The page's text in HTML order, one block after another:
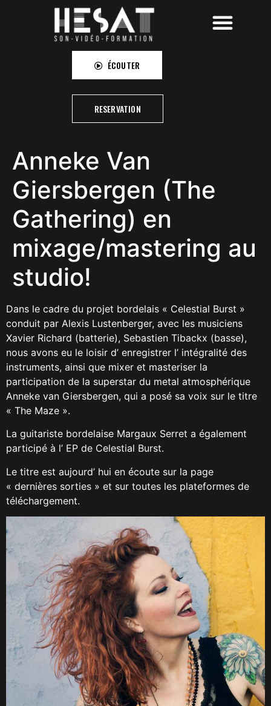
ÉCOUTER
RESERVATION
Anneke Van
Giersbergen (The
Gathering) en
mixage/mastering au
studio!
Dans le cadre du projet bordelais « Celestial Burst »
conduit par Alexis Lustenberger, avec les musiciens
Xavier Richard (batterie), Sebastien Tibackx (basse),
nous avons eu le loisir d’ enregistrer l’ intégralité des
instruments, ainsi que mixer et masteriser la
participation de la superstar du metal atmosphérique
Anneke van Giersbergen, qui a posé sa voix sur le titre
« The Maze ».
La guitariste bordelaise Margaux Serret a également
participé à l’ EP de Celestial Burst.
Le titre est aujourd’ hui en écoute sur la page
« dernières sorties » et sur toutes les plateformes de
téléchargement.